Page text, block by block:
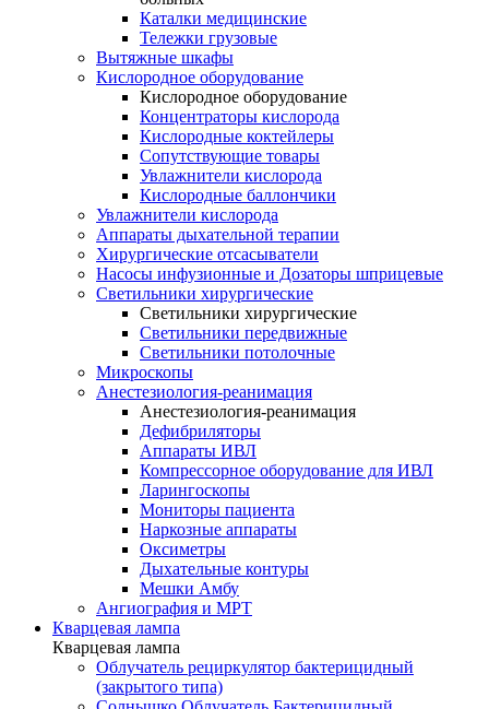
Каталки медицинские
Тележки грузовые
Вытяжные шкафы
Кислородное оборудование
Кислородное оборудование
Концентраторы кислорода
Кислородные коктейлеры
Сопутствующие товары
Увлажнители кислорода
Кислородные баллончики
Увлажнители кислорода
Аппараты дыхательной терапии
Хирургические отсасыватели
Насосы инфузионные и Дозаторы шприцевые
Светильники хирургические
Светильники хирургические
Светильники передвижные
Светильники потолочные
Микроскопы
Анестезиология-реанимация
Анестезиология-реанимация
Дефибриляторы
Аппараты ИВЛ
Компрессорное оборудование для ИВЛ
Ларингоскопы
Мониторы пациента
Наркозные аппараты
Оксиметры
Дыхательные контуры
Мешки Амбу
Ангиография и МРТ
Кварцевая лампа
Кварцевая лампа
Облучатель рециркулятор бактерицидный
(закрытого типа)